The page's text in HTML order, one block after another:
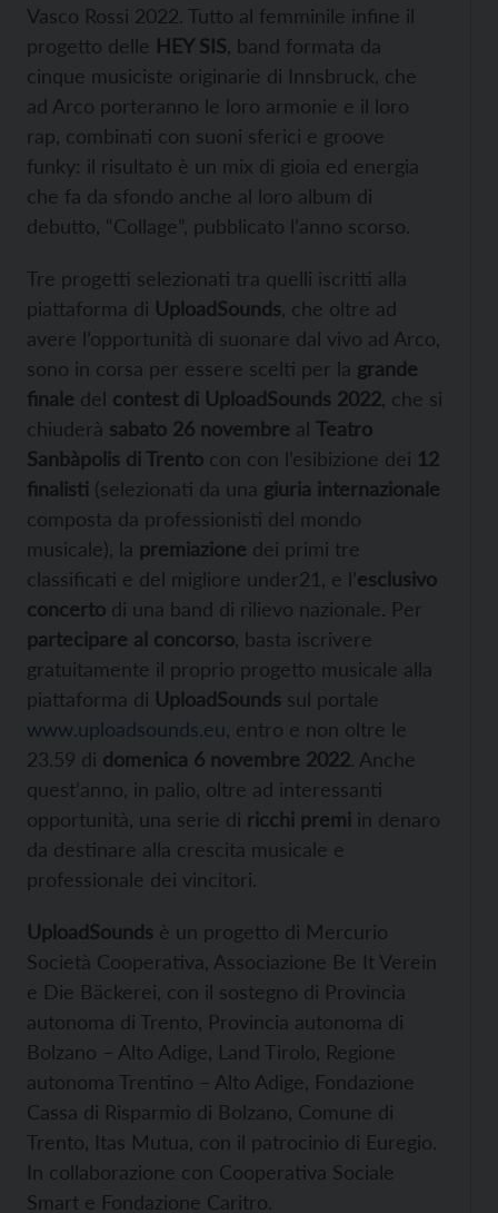
Vasco Rossi 2022. Tutto al femminile infine il
progetto delle HEY SIS , band formata da
cinque musiciste originarie di Innsbruck, che
ad Arco porteranno le loro armonie e il loro
rap, combinati con suoni sferici e groove
funky: il risultato è un mix di gioia ed energia
che fa da sfondo anche al loro album di
debutto, “Collage”, pubblicato l’anno scorso.
Tre progetti selezionati tra quelli iscritti alla
piattaforma di UploadSounds , che oltre ad
avere l’opportunità di suonare dal vivo ad Arco,
sono in corsa per essere scelti per la grande
finale del contest di UploadSounds 2022 , che si
chiuderà sabato 26 novembre al Teatro
Sanbàpolis di Trento con con l’esibizione dei 12
finalisti (selezionati da una giuria internazionale
composta da professionisti del mondo
musicale), la premiazione dei primi tre
classificati e del migliore under21, e l’esclusivo
concerto di una band di rilievo nazionale. Per
partecipare al concorso basta iscrivere
gratuitamente il proprio progetto musicale alla
piattaforma di UploadSounds sul portale
www.uploadsounds.eu , entro e non oltre le
23.59 di domenica 6 novembre 2022. Anche
quest’anno, in palio, oltre ad interessanti
opportunità, una serie di ricchi premi in denaro
da destinare alla crescita musicale e
professionale dei vincitori.
UploadSounds è un progetto di Mercurio
Società Cooperativa, Associazione Be It Verein
e Die Bäckerei, con il sostegno di Provincia
autonoma di Trento, Provincia autonoma di
Bolzano – Alto Adige, Land Tirolo, Regione
autonoma Trentino – Alto Adige, Fondazione
Cassa di Risparmio di Bolzano, Comune di
Trento, Itas Mutua, con il patrocinio di Euregio.
In collaborazione con Cooperativa Sociale
Smart e Fondazione Caritro.